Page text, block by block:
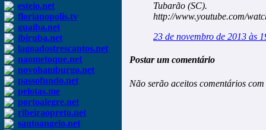
esteio.net
florianopolis.tv
guaiba.net
ibiruba.net
lagoadostrescantos.net
naometoque.net
novohamburgo.net
passofundo.net
pelotas.me
portoalegre.net
ribeiraopreto.net
santoangelo.net
Tubarão (SC).
http://www.youtube.com/
23 de novembro de 2013 às
Postar um comentário
Não serão aceitos comentários